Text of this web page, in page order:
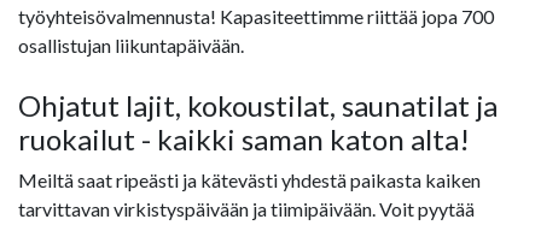
työyhteisövalmennusta! Kapasiteettimme riittää jopa 700
osallistujan liikuntapäivään.
Ohjatut lajit, kokoustilat, saunatilat ja
ruokailut - kaikki saman katon alta!
Meiltä saat ripeästi ja kätevästi yhdestä paikasta kaiken
tarvittavan virkistyspäivään ja tiimipäivään. Voit pyytää